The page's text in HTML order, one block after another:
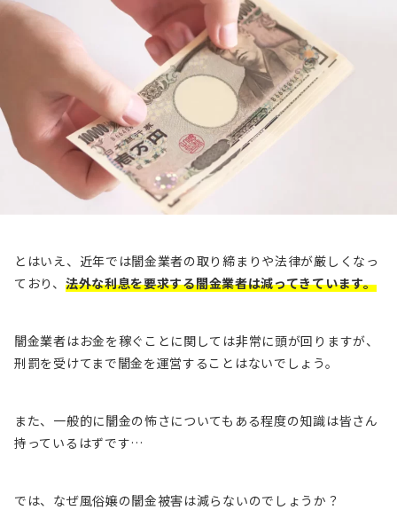
とはいえ、近年では闇金業者の取り締まりや法律が厳しくなっ
ており、 法外な利息を要求する闇金業者は減ってきています。
闇金業者はお金を稼ぐことに関しては非常に頭が回りますが、
刑罰を受けてまで闇金を運営することはないでしょう。
また、一般的に闇金の怖さについてもある程度の知識は皆さん
持っているはずです…
では、なぜ風俗嬢の闇金被害は減らないのでしょうか？